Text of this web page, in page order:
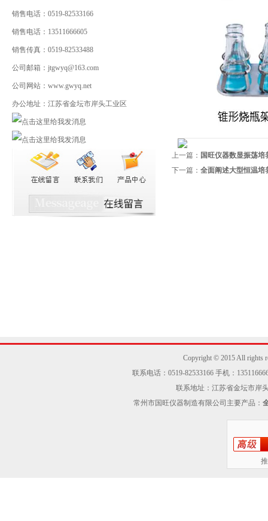
销售电话：0519-82533166
销售电话：13511666605
销售传真：0519-82533488
公司邮箱：jtgwyq@163.com
公司网站：www.gwyq.net
办公地址：江苏省金坛市岸头工业区
上一篇： 国旺仪器数显振荡
下一篇： 全面阐述大型恒温培
Copyright © 2015 All rights
联系电话：0519-82533166 手机：
联系地址：江苏省金坛市岸
常州市国旺仪器制造有限公司主要产品：